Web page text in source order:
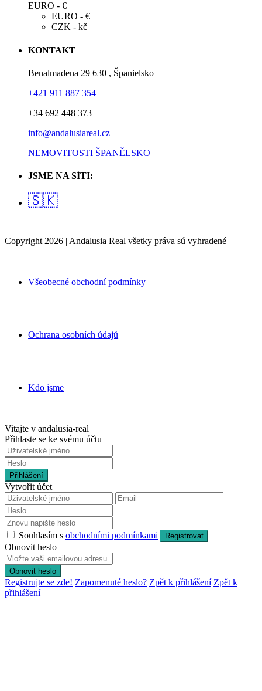
EURO - €
EURO - €
CZK - kč
KONTAKT
Benalmadena 29 630 , Španielsko
+421 911 887 354
+34 692 448 373
info@andalusiareal.cz
NEMOVITOSTI ŠPANĚLSKO
JSME NA SÍTI:
🇸🇰
Copyright 2026 | Andalusia Real všetky práva sú vyhradené
Všeobecné obchodní podmínky
Ochrana osobních údajů
Kdo jsme
Vitajte v andalusia-real
Přihlaste se ke svému účtu
Přihlášení
Vytvořit účet
Souhlasím s obchodními podmínkami Registrovat
Obnovit heslo
Obnovit heslo
Registrujte se zde! Zapomenuté heslo? Zpět k přihlášení Zpět k
přihlášení